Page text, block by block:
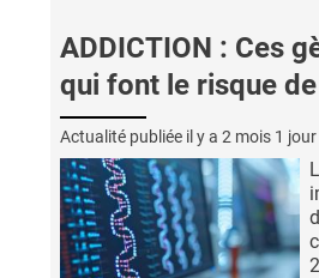
ADDICTION : Ces
qui font le risque
Actualité publiée il y a 2 mois 1 jour